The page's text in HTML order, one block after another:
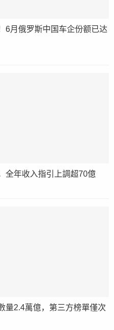
6月俄罗斯中国车企份额已达
全年收入指引上調超70億
量2.4萬億，第三方榜單僅次